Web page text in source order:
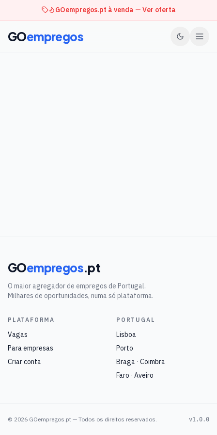
GOempregos.pt à venda — Ver oferta
GOempregos
GOempregos.pt
O maior agregador de empregos de Portugal.
Milhares de oportunidades, numa só plataforma.
PLATAFORMA
Vagas
Para empresas
Criar conta
PORTUGAL
Lisboa
Porto
Braga · Coimbra
Faro · Aveiro
© 2026 GOempregos.pt — Todos os direitos reservados. v1.0.0